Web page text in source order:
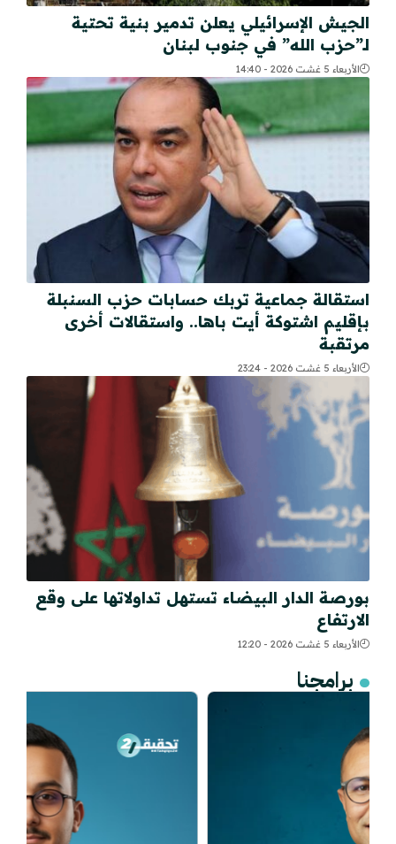
الجيش الإسرائيلي يعلن تدمير بنية تحتية
لـ”حزب الله” في جنوب لبنان
الأربعاء 5 غشت 2026 - 14:40
استقالة جماعية تربك حسابات حزب السنبلة
بإقليم اشتوكة أيت باها.. واستقالات أخرى
مرتقبة
الأربعاء 5 غشت 2026 - 23:24
بورصة الدار البيضاء تستهل تداولاتها على وقع
الارتفاع
الأربعاء 5 غشت 2026 - 12:20
برامجنا